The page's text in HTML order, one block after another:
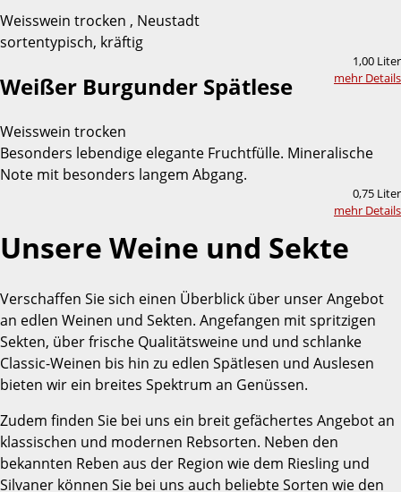
Weisswein trocken , Neustadt
sortentypisch, kräftig
1,00 Liter
mehr Details
Weißer Burgunder Spätlese
Weisswein trocken
Besonders lebendige elegante Fruchtfülle. Mineralische
Note mit besonders langem Abgang.
0,75 Liter
mehr Details
Unsere Weine und Sekte
Verschaffen Sie sich einen Überblick über unser Angebot
an edlen Weinen und Sekten. Angefangen mit spritzigen
Sekten, über frische Qualitätsweine und und schlanke
Classic-Weinen bis hin zu edlen Spätlesen und Auslesen
bieten wir ein breites Spektrum an Genüssen.
Zudem finden Sie bei uns ein breit gefächertes Angebot an
klassischen und modernen Rebsorten. Neben den
bekannten Reben aus der Region wie dem Riesling und
Silvaner können Sie bei uns auch beliebte Sorten wie den